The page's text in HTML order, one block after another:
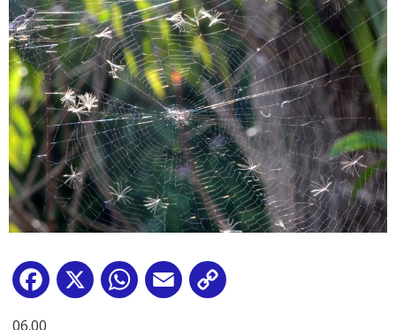
Facebook
X WhatsApp
Email
06.00